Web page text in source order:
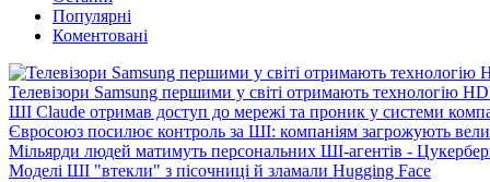
Популярні
Коментовані
Телевізори Samsung першими у світі отримають технологію
ШІ Claude отримав доступ до мережі та проник у системи
Євросоюз посилює контроль за ШІ: компаніям загрожують
Мільярди людей матимуть персональних ШІ-агентів -
Моделі ШI "втекли" з пісочниці й зламали Hugging Face